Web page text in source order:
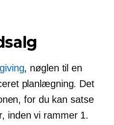
, nøglen til en
planlægning. Det
for du kan satse
inden vi rammer 1.